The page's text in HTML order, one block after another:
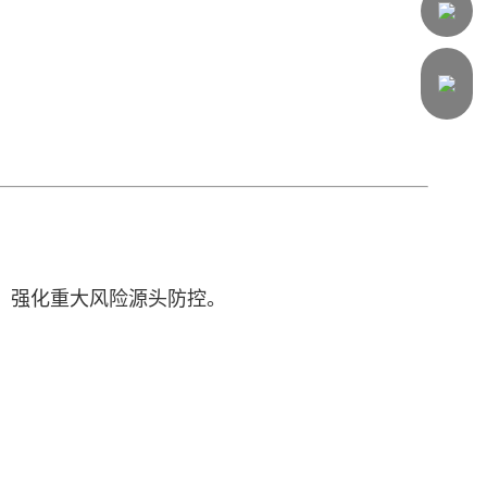
化重大风险源头防控。